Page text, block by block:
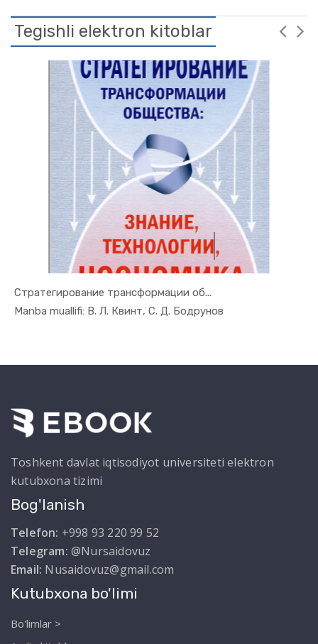
Tegishli elektron kitoblar
Стратегирование трансформации об...
Manba muallifi: В. Л. Квинт, С. Д. Бодрунов
In Ilmiy t...
Toshkent davlat iqtisodiyot universiteti elektron
kutubxona tizimi
Bog'lanish
Telefon: +998 93 220 99 52
Telegram: @Nursaidovuz
Email: Nusaidovuz@gmail.com
Kutubxona bo'limi
Bo'limlar >